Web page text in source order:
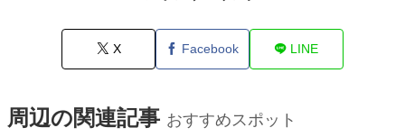
X Facebook LINE
周辺の関連記事 おすすめスポット